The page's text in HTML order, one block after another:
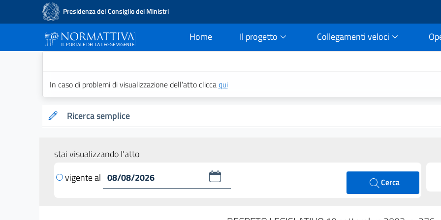
Presidenza del Consiglio dei Ministri
Home
current Il progetto Collegamenti veloci
In caso di problemi di visualizzazione dell’atto cliccaqui
Ricerca semplice
stai visualizzando l'atto
vigente al
Cerca